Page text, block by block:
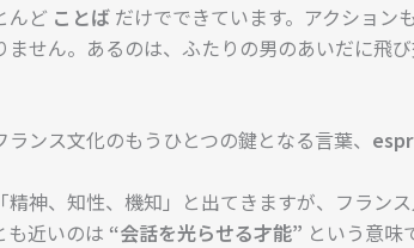
んど ことば だけでできています。アクション
ません。あるのは、ふたりの男のあいだに飛
ンス文化のもうひとつの鍵となる言葉、
神、知性、機知」と出てきますが、フラン
も近いのは “会話を光らせる才能” という意味